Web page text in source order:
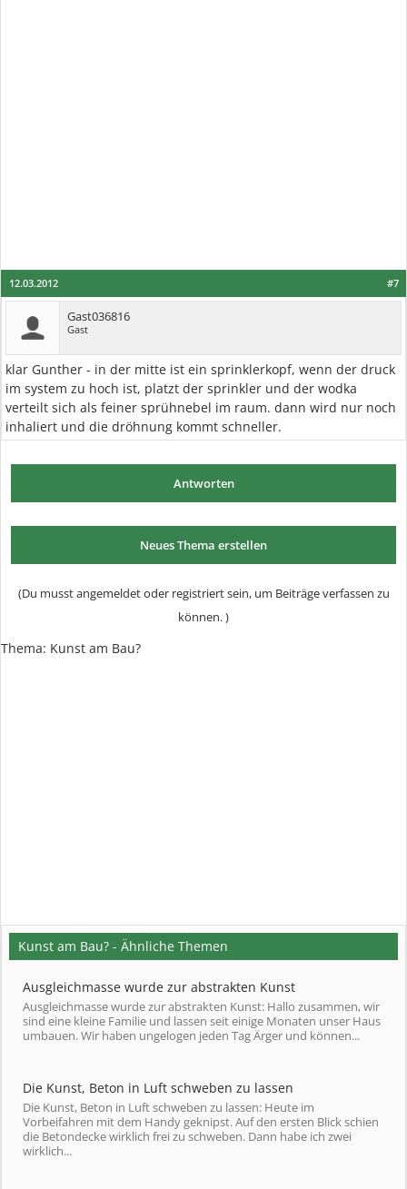
#7
12.03.2012
Gast036816
Gast
klar Gunther - in der mitte ist ein sprinklerkopf, wenn der druck
im system zu hoch ist, platzt der sprinkler und der wodka
verteilt sich als feiner sprühnebel im raum. dann wird nur noch
inhaliert und die dröhnung kommt schneller.
Antworten
Neues Thema erstellen
(Du musst angemeldet oder registriert sein, um Beiträge verfassen zu
können. )
Thema: Kunst am Bau?
Kunst am Bau? - Ähnliche Themen
Ausgleichmasse wurde zur abstrakten Kunst
Ausgleichmasse wurde zur abstrakten Kunst: Hallo zusammen, wir
sind eine kleine Familie und lassen seit einige Monaten unser Haus
umbauen. Wir haben ungelogen jeden Tag Ärger und können...
Die Kunst, Beton in Luft schweben zu lassen
Die Kunst, Beton in Luft schweben zu lassen: Heute im
Vorbeifahren mit dem Handy geknipst. Auf den ersten Blick schien
die Betondecke wirklich frei zu schweben. Dann habe ich zwei
wirklich...